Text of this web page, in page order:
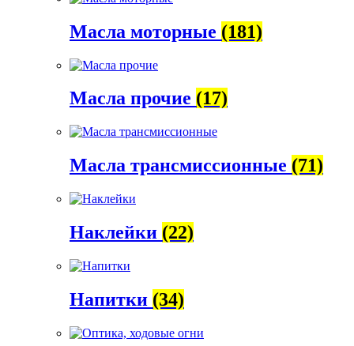
Масла моторные (181)
Масла прочие (17)
Масла трансмиссионные (71)
Наклейки (22)
Напитки (34)